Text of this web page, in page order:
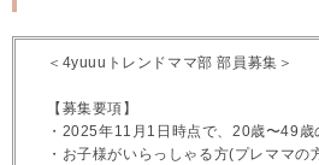
＜4yuuuトレンドママ部 部員募集＞
【募集要項】
・2025年11月1日時点で、20歳〜49歳
・お子様がいらっしゃる方(プレママの